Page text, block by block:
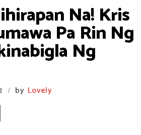
Na! Kris
Pa Rin Ng
Ng
/ by Lovely